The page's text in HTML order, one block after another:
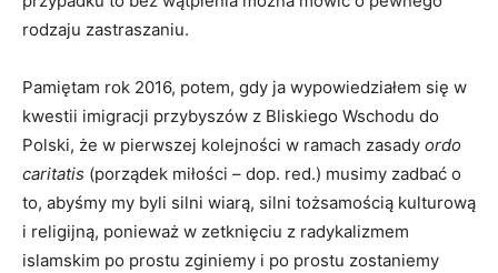
rodzaju zastraszaniu.
Pamiętam rok 2016, potem, gdy ja wypowiedziałem się w
kwestii imigracji przybyszów z Bliskiego Wschodu do
Polski, że w pierwszej kolejności w ramach zasady ordo
caritatis (porządek miłości – dop. red.) musimy zadbać o
to, abyśmy my byli silni wiarą, silni tożsamością kulturową
i religijną, ponieważ w zetknięciu z radykalizmem
islamskim po prostu zginiemy i po prostu zostaniemy